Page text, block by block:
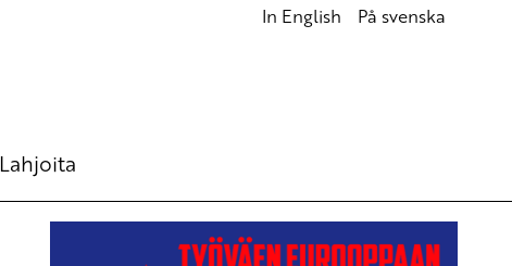
In English På svenska
Lahjoita